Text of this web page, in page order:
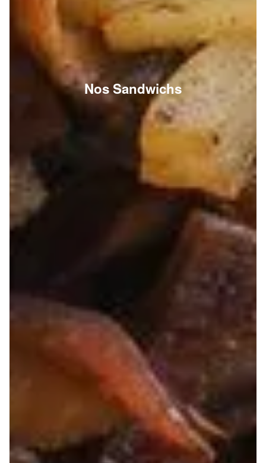
Nos Sandwichs